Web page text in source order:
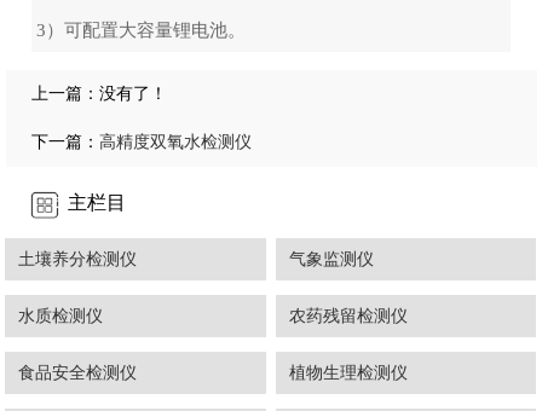
3）可配置大容量锂电池。
上一篇：没有了！
下一篇：高精度双氧水检测仪
主栏目
土壤养分检测仪 气象监测仪
水质检测仪 农药残留检测仪
食品安全检测仪 植物生理检测仪